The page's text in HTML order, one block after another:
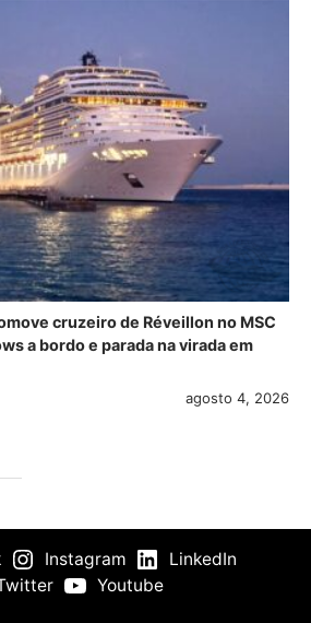
cruzeiro de Réveillon no MSC
a bordo e parada na virada em
agosto 4, 2026
Instagram
LinkedIn
Youtube